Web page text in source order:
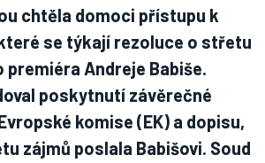
chtěla domoci přístupu k
se týkají rezoluce o střetu
premiéra Andreje Babiše.
poskytnutí závěrečné
komise (EK) a dopisu,
zájmů poslala Babišovi. Soud